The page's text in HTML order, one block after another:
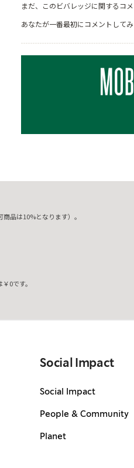
まだ、このビバレッジに関するコメ
あなたが一番最初にコメントしてみ
品は10%となります）。
0です。
Social Impact
Social Impact
People & Community
Planet